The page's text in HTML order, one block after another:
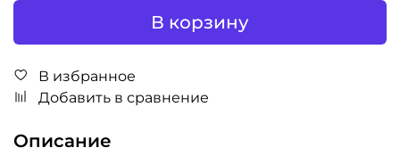
В корзину
В избранное
Добавить в сравнение
Описание